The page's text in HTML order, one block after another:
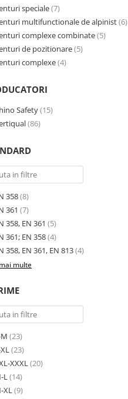
salopeta
cu pieptar
in talie
de lucru
impermeabile
salopeta
in talie
cu pieptar
speciale(7)
multifunctionale de alpinist(6)
complexe combinate(5)
de pozitionare(5)
complexe(4)
Safety(15)
(86)
358(8)
361 (7)
358, EN 361 (5)
361; EN 358(4)
358, EN 361, EN 813(4)
multe
(23)
(23)
XXXL(20)
L(14)
XL(9)